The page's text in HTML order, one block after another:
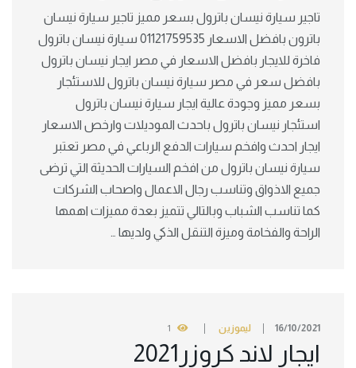
تاجير سيارة نيسان باترول بسعر مميز تاجير سيارة نيسان
باترون بافضل الاسعار 01121759535 سيارة نيسان باترول
فاخرة للايجار بافضل الاسعار في مصر ايجار نيسان باترول
بافضل سعر في مصر سيارة نيسان باترول للاستئجار
بسعر مميز وجودة عالية ايجار سيارة نيسان باترول
استئجار نيسان باترول باحدث الموديلات وارخص الاسعار
ايجار احدث وافخم سيارات الدفع الرباعي في مصر تعتبر
سيارة نيسان باترول من افخم السيارات الحديثة التي ترضى
جميع الاذواق وتناسب رجال الاعمال واصحاب الشركات
كما تناسب الشباب وبالتالي تتميز بعدة مميزات اهمها
الراحة والفخامة وميزة التنقل الذكي ولديها …
16/10/2021 ليموزين 1
ايجار لاند كروزر2021